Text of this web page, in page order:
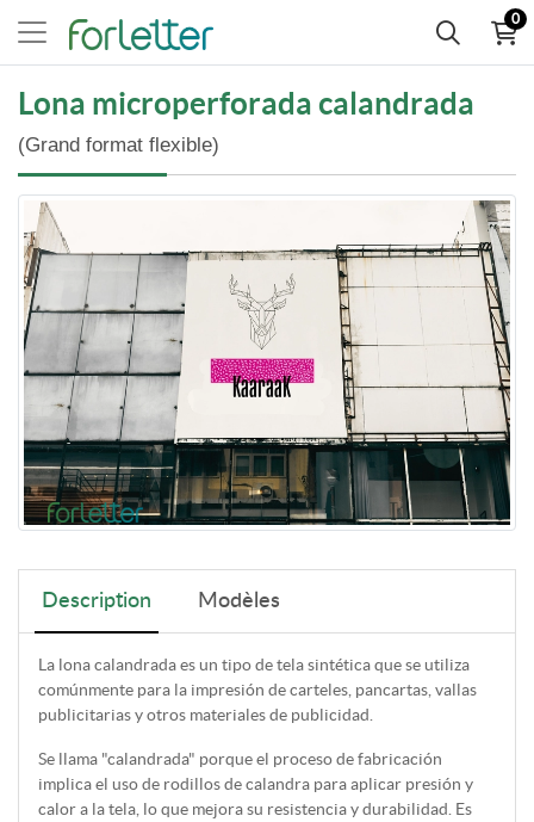
0
Lona microperforada calandrada
(Grand format flexible)
Description Modèles
La lona calandrada es un tipo de tela sintética que se utiliza
comúnmente para la impresión de carteles, pancartas, vallas
publicitarias y otros materiales de publicidad.
Se llama "calandrada" porque el proceso de fabricación
implica el uso de rodillos de calandra para aplicar presión y
calor a la tela, lo que mejora su resistencia y durabilidad. Es